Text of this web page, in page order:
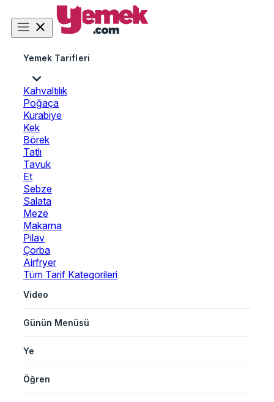
Yemek Tarifleri
Kahvaltılık
Poğaça
Kurabiye
Kek
Börek
Tatlı
Tavuk
Et
Sebze
Salata
Meze
Makarna
Pilav
Çorba
Airfryer
Tüm Tarif Kategorileri
Video
Günün Menüsü
Ye
Öğren